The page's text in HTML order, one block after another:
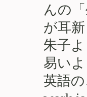
んの
が耳新
朱子
易い
英語